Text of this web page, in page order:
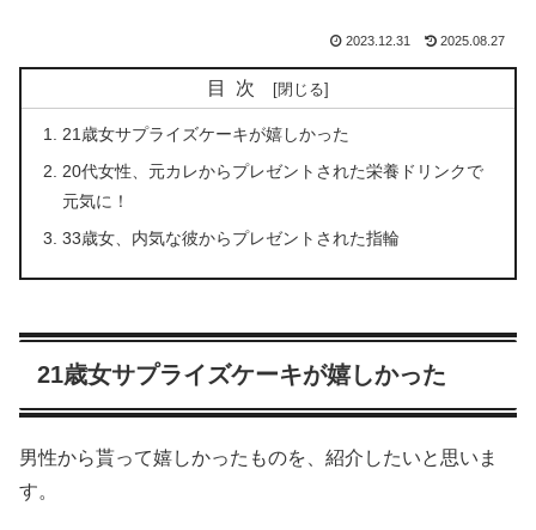
2023.12.31 2025.08.27
目次
21歳女サプライズケーキが嬉しかった
20代女性、元カレからプレゼントされた栄養ドリンクで
元気に！
33歳女、内気な彼からプレゼントされた指輪
21歳女サプライズケーキが嬉しかった
男性から貰って嬉しかったものを、紹介したいと思いま
す。